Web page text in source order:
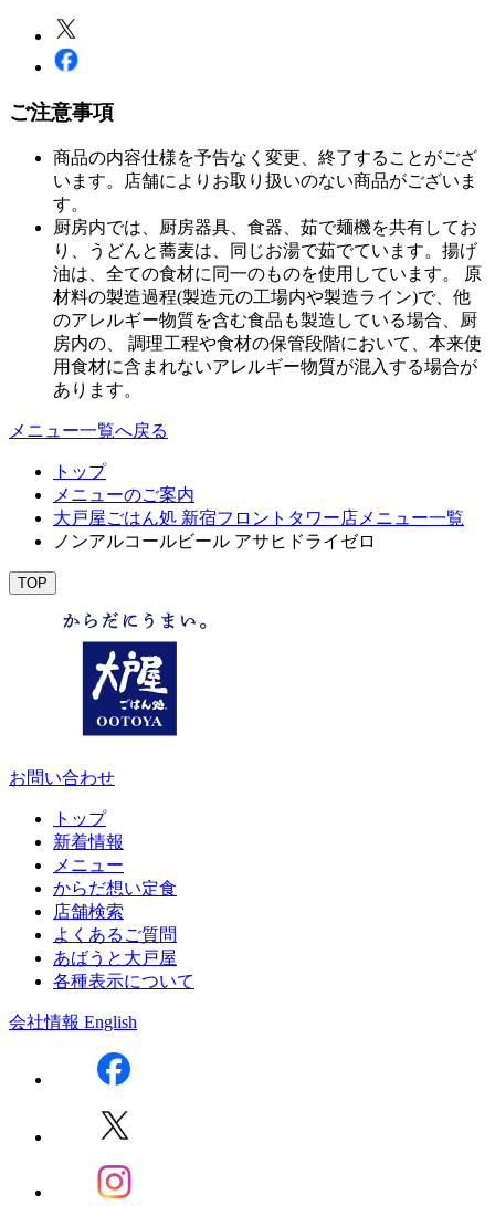
ご注意事項
商品の内容仕様を予告なく変更、終了することがござ
います。店舗によりお取り扱いのない商品がございま
す。
厨房内では、厨房器具、食器、茹で麺機を共有してお
り、うどんと蕎麦は、同じお湯で茹でています。揚げ
油は、全ての食材に同一のものを使用しています。 原
材料の製造過程(製造元の工場内や製造ライン)で、他
のアレルギー物質を含む食品も製造している場合、厨
房内の、 調理工程や食材の保管段階において、本来使
用食材に含まれないアレルギー物質が混入する場合が
あります。
メニュー一覧へ戻る
トップ
メニューのご案内
大戸屋ごはん処 新宿フロントタワー店メニュー一覧
ノンアルコールビール アサヒドライゼロ
TOP
お問い合わせ
トップ
新着情報
メニュー
からだ想い定食
店舗検索
よくあるご質問
あばうと大戸屋
各種表示について
会社情報 English